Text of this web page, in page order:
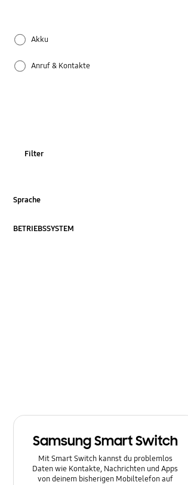
Akku
Anruf & Kontakte
Firmware-Update
Galaxy Apps
Sperre
Ton
Filter
Sprache
BETRIEBSSYSTEM
Samsung Smart Switch
Mit Smart Switch kannst du problemlos
Daten wie Kontakte, Nachrichten und Apps
von deinem bisherigen Mobiltelefon auf